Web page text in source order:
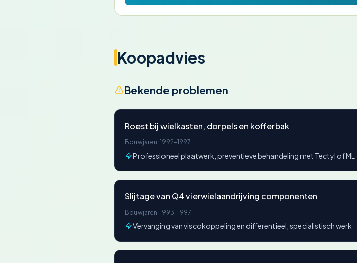
Koopadvies
Bekende problemen
Roest bij wielkasten, dorpels en kofferbak
Bouwjaren: 1992-1997
Professioneel plaatwerk, preventieve behandeling met Tectyl of ML
Slijtage van Q4 vierwielaandrijving componenten
Bouwjaren: 1993-1997
Vervanging van viscokoppeling en differentieel, specialistisch werk